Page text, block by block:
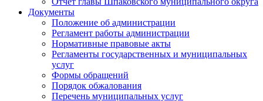
Документы
Положение об администрации
Регламент работы администрации
Нормативные правовые акты
Регламенты государственных и муниципальных
услуг
Формы обращений
Порядок обжалования
Перечень муниципальных услуг